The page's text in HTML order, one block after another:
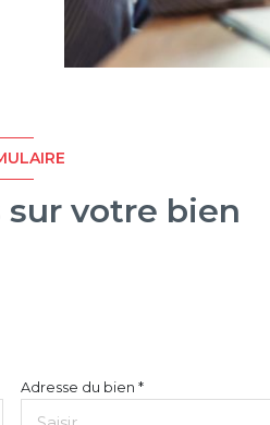
votre bien
Adresse du bien *